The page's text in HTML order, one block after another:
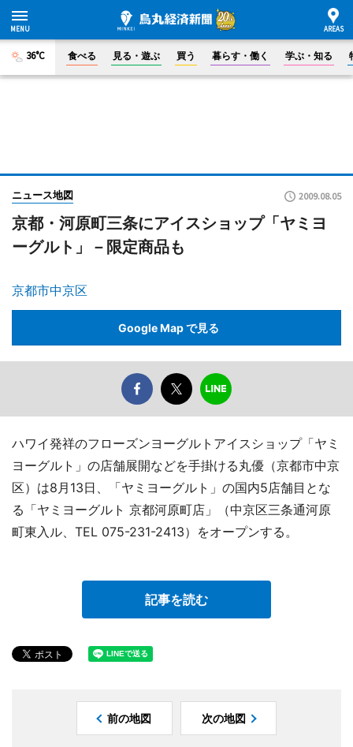
36°C 食べる 見る・遊ぶ 買う 暮らす・働く 学ぶ・知る
ニュース地図 2009.08.05
京都・河原町三条にアイスショップ「ヤミヨ
ーグルト」－限定商品も
京都市中京区
Google Map で見る
ハワイ発祥のフローズンヨーグルトアイスショップ「ヤミ
ヨーグルト」の店舗展開などを手掛ける丸優（京都市中京
区）は8月13日、「ヤミヨーグルト」の国内5店舗目とな
る「ヤミヨーグルト 京都河原町店」（中京区三条通河原
町東入ル、TEL 075-231-2413）をオープンする。
記事を読む
前の地図 次の地図